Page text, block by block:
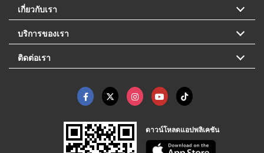
เกี่ยวกับเรา
บริการของเรา
ติดต่อเรา
ดาวน์โหลดแอปพลิเคชัน